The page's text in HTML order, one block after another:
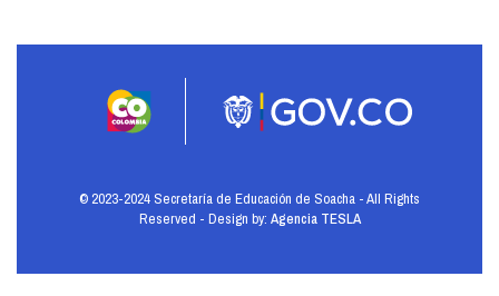
© 2023-2024 Secretaría de Educación de Soacha - All Rights
Reserved - Design by: Agencia TESLA